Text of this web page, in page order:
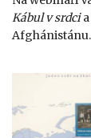
Kábul v srdcia
Afghánistánu.